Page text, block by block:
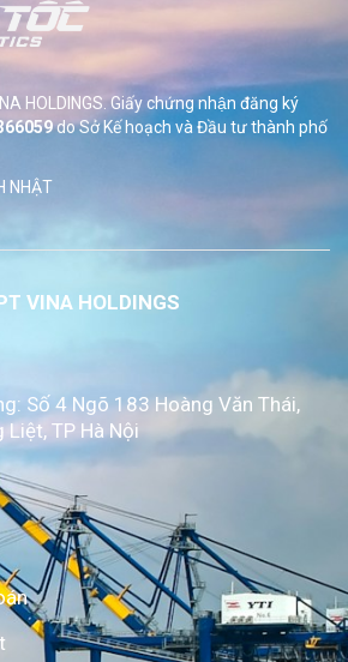
HOLDINGS. Giấy chứng nhận đăng ký
do SởKế hoạch và Đầu tư thành phố
NHẬT
VINA HOLDINGS
Số 4 Ngõ 183 Hoàng Văn Thái,
TP Hà Nội